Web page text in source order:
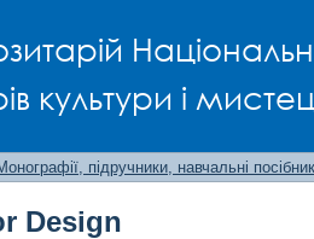
культури і
підручники, навчальні
Design